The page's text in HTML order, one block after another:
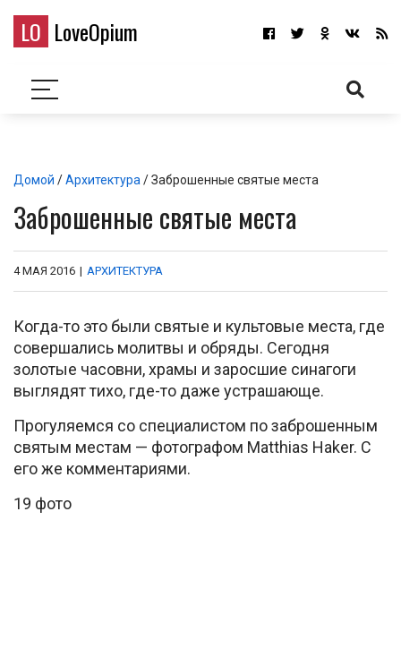
LO LoveOpium
Домой /Архитектура / Заброшенные святые места
Заброшенные святые места
4 МАЯ 2016 | АРХИТЕКТУРА
Когда-то это были святые и культовые места, где
совершались молитвы и обряды. Сегодня
золотые часовни, храмы и заросшие синагоги
выглядят тихо, где-то даже устрашающе.
Прогуляемся со специалистом по заброшенным
святым местам — фотографом Matthias Haker. С
его же комментариями.
19 фото